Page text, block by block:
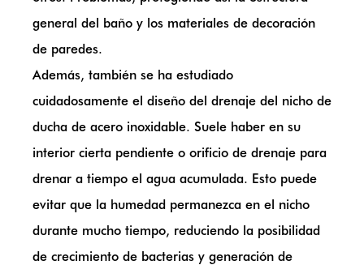
general del baño y los materiales de decoración
de paredes.
Además, también se ha estudiado
cuidadosamente el diseño del drenaje del nicho de
ducha de acero inoxidable. Suele haber en su
interior cierta pendiente o orificio de drenaje para
drenar a tiempo el agua acumulada. Esto puede
evitar que la humedad permanezca en el nicho
durante mucho tiempo, reduciendo la posibilidad
de crecimiento de bacterias y generación de